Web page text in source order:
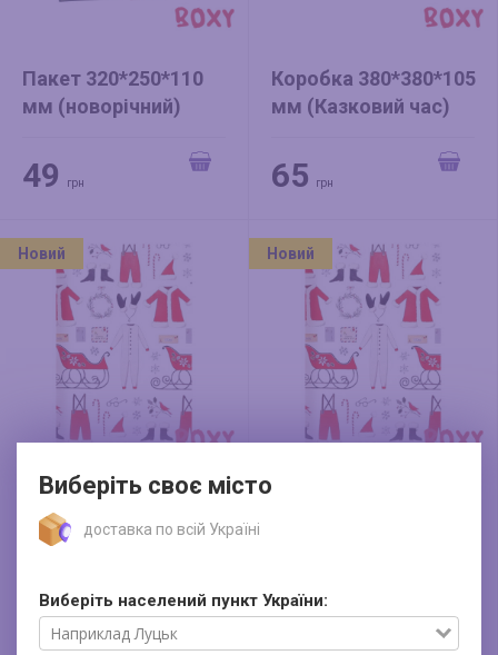
Виберіть своє місто
доставка по всій Україні
Виберіть населений пункт України:
Пакет 320*250*110
мм (новорічний)
49 грн
Коробка 380*380*105
мм (Казковий час)
65 грн
Новий
Папір обгортковий
(25 листів) Святкове
272 грн
Знижка -20%
Стара ціна
340 грн
Новий
31.2